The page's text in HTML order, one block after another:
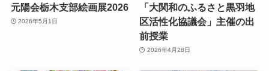
元陽会栃木支部絵画展2026
2026年5月1日
「大関和のふるさと黒羽地
区活性化協議会」主催の出
前授業
2026年4月28日